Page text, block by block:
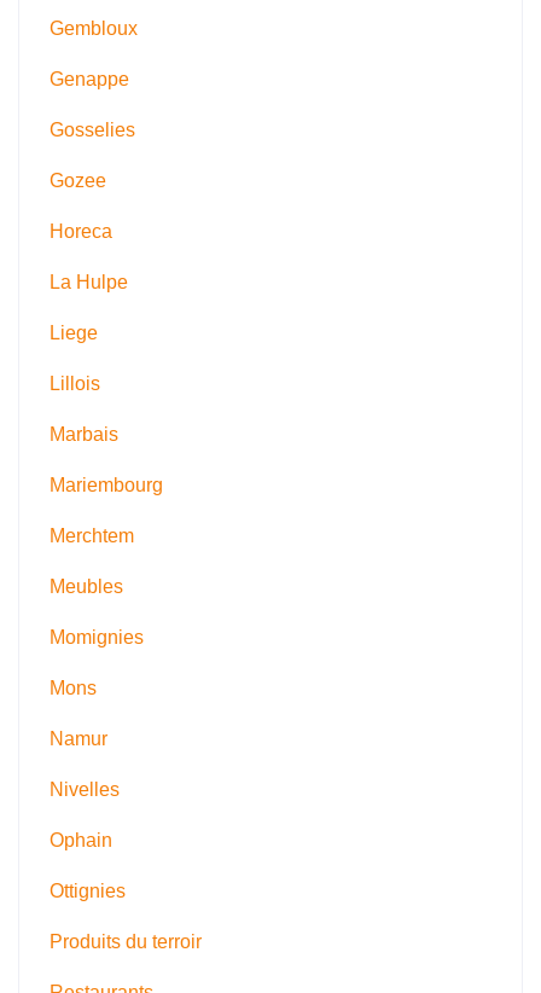
Gembloux
Genappe
Gosselies
Gozee
Horeca
La Hulpe
Liege
Lillois
Marbais
Mariembourg
Merchtem
Meubles
Momignies
Mons
Namur
Nivelles
Ophain
Ottignies
Produits du terroir